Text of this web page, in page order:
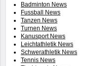
Badminton News
Fussball News
Tanzen News
Turnen News
Kanusport News
Leichtathletik News
Schwerathletik News
Tennis News